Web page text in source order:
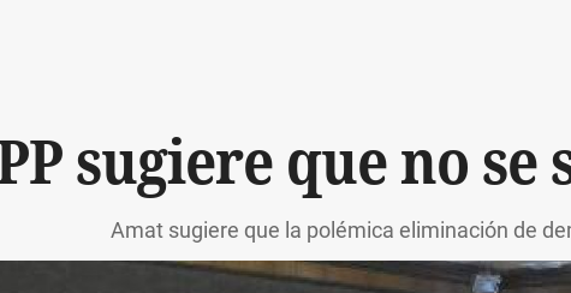
sugiere que no
Amat sugiere que la polémica eliminación de